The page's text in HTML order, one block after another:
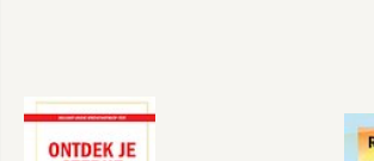
Hotspot 6 - How to negotiate internationally